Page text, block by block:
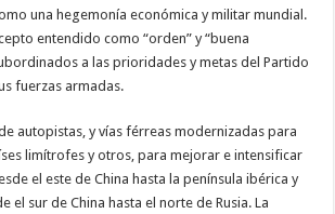
una hegemonía económica y militar mundial.
entendido como “orden” y “buena
a las prioridades y metas del Partido
fuerzas armadas.
autopistas, y vías férreas modernizadas para
limítrofes y otros, para mejorar e intensificar
el este de China hasta la península ibérica y
el sur de China hasta el norte de Rusia. La